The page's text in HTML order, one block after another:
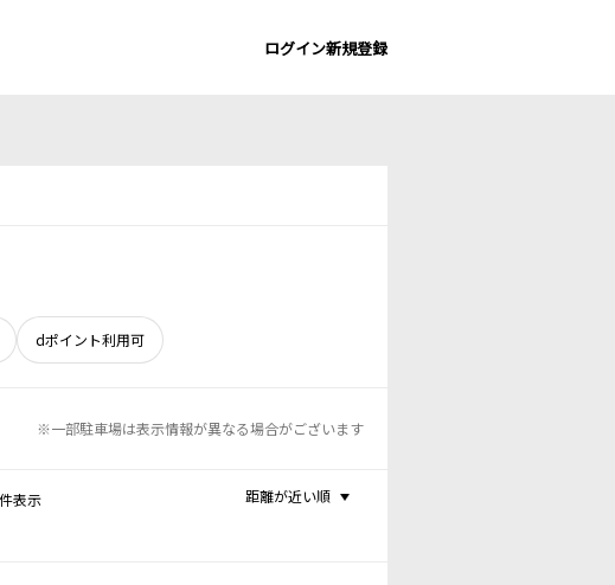
ログイン新規登録
dポイント利用可
※一部駐車場は表示情報が異なる場合がございます
表示 距離が近い順